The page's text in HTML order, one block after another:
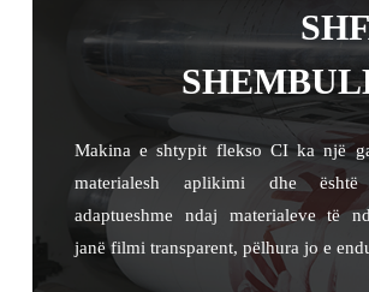
Makina e shtypit flekso CI ka një
materialesh aplikimi dhe
adaptueshme ndaj materialeve të
janë filmi transparent, pëlhura jo e